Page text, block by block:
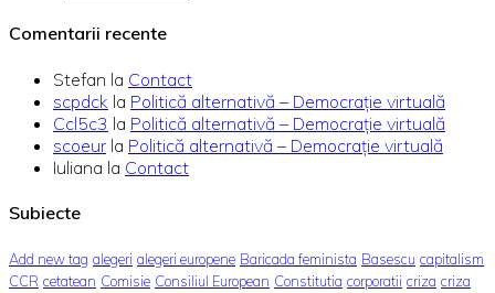
Comentarii recente
Stefan la Contact
scpdck la Politică alternativă – Democraţie virtuală
Ccl5c3 la Politică alternativă – Democraţie virtuală
scoeur la Politică alternativă – Democraţie virtuală
Iuliana la Contact
Subiecte
Add new tag alegeri alegeri europene Baricada feminista Basescu capitalism
CCR cetatean Comisie Consiliul European Constitutia corporatii criza criza